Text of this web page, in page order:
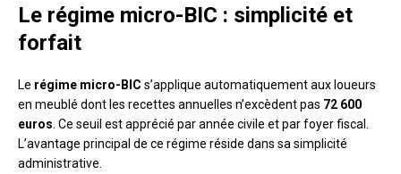
Le régime micro-BIC : simplicité et
forfait
Le régime micro-BIC s’applique automatiquement aux loueurs
en meublé dont les recettes annuelles n’excèdent pas 72 600
euros. Ce seuil est apprécié par année civile et par foyer fiscal.
L’avantage principal de ce régime réside dans sa simplicité
administrative.